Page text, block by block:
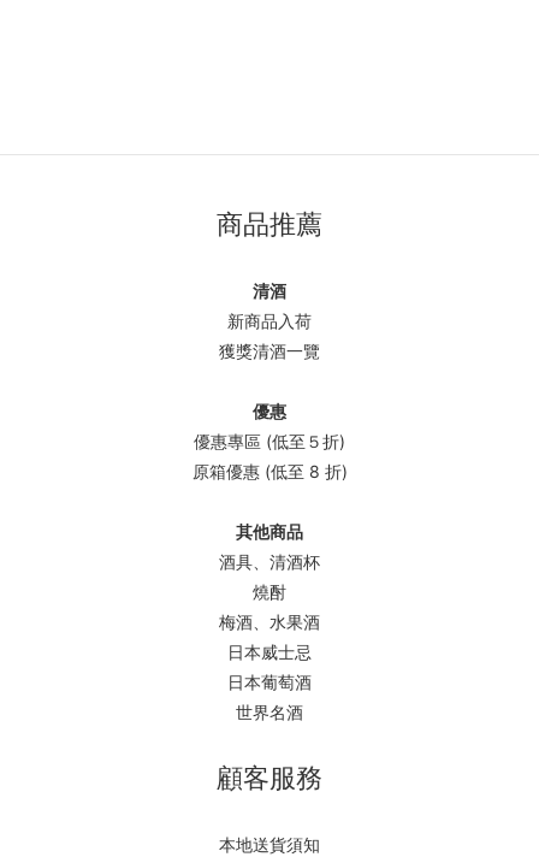
商品推薦
清酒
新商品入荷
獲獎清酒一覽
優惠
優惠專區 (低至５折)
原箱優惠 (低至 8 折)
其他商品
酒具、清酒杯
燒酎
梅酒、水果酒
日本威士忌
日本葡萄酒
世界名酒
顧客服務
本地送貨須知